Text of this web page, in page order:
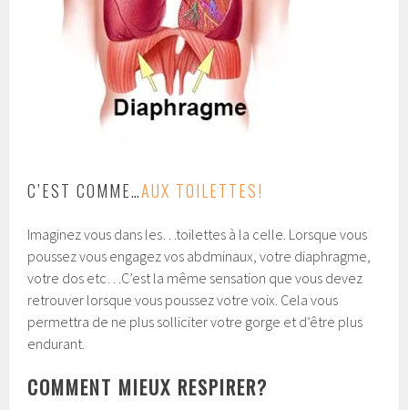
C’EST COMME…AUX TOILETTES!
Imaginez vous dans les…toilettes à la celle. Lorsque vous
poussez vous engagez vos abdminaux, votre diaphragme,
votre dos etc…C’est la même sensation que vous devez
retrouver lorsque vous poussez votre voix. Cela vous
permettra de ne plus solliciter votre gorge et d’être plus
endurant.
COMMENT MIEUX RESPIRER?